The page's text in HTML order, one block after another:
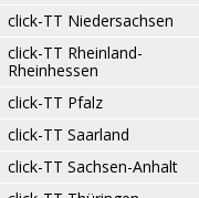
click-TT Niedersachsen
click-TT Rheinland-
Rheinhessen
click-TT Pfalz
click-TT Saarland
click-TT Sachsen-Anhalt